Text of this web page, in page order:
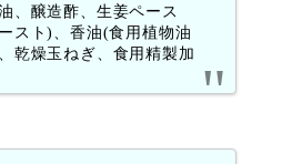
、醸造酢、生姜ペース
スト)、香油(食用植物油
乾燥玉ねぎ、食用精製加